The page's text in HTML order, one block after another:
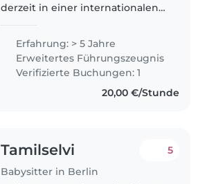
derzeit in einer internationalen
arbeite nebenbei im der
Kinderbetreuung. Ich bin
zusätzlich Tante von 2 Neffen (3
und..
Erfahrung: > 5 Jahre
Erweitertes Führungszeugnis
Verifizierte Buchungen: 1
20,00 €/Stunde
Tamilselvi
Babysitter in Berlin
5